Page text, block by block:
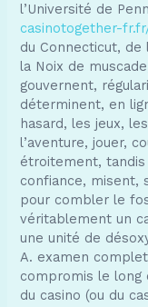
l’Université de
casinotogether-
du Connecticut, de
la Noix de
gouvernent,
déterminent, en
hasard, les jeux,
l’aventure, jouer,
étroitement, tandis
confiance, misent,
pour combler le
véritablement un
une unité de
A. examen
compromis le long
du casino (ou du